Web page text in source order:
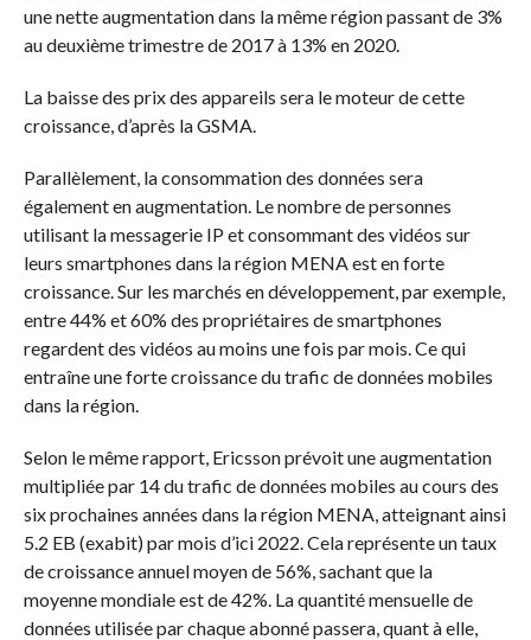
une nette augmentation dans la même région passant de 3%
au deuxième trimestre de 2017 à 13% en 2020.
La baisse des prix des appareils sera le moteur de cette
croissance, d’après la GSMA.
Parallèlement, la consommation des données sera
également en augmentation. Le nombre de personnes
utilisant la messagerie IP et consommant des vidéos sur
leurs smartphones dans la région MENA est en forte
croissance. Sur les marchés en développement, par exemple,
entre 44% et 60% des propriétaires de smartphones
regardent des vidéos au moins une fois par mois. Ce qui
entraîne une forte croissance du trafic de données mobiles
dans la région.
Selon le même rapport, Ericsson prévoit une augmentation
multipliée par 14 du trafic de données mobiles au cours des
six prochaines années dans la région MENA, atteignant ainsi
5.2 EB (exabit) par mois d’ici 2022. Cela représente un taux
de croissance annuel moyen de 56%, sachant que la
moyenne mondiale est de 42%. La quantité mensuelle de
données utilisée par chaque abonné passera, quant à elle,